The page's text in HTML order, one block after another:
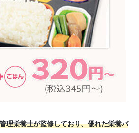
管理栄養士が監修しており、優れた栄養バ